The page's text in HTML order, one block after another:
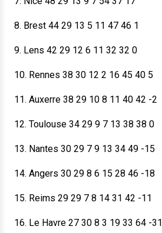
8. Brest 44 29 13 5 11 47 46 1
9. Lens 42 29 12 6 11 32 32 0
10. Rennes 38 30 12 2 16 45 40 5
11. Auxerre 38 29 10 8 11 40 42 -2
12. Toulouse 34 29 9 7 13 38 38 0
13. Nantes 30 29 7 9 13 34 49 -15
14. Angers 30 29 8 6 15 28 46 -18
15. Reims 29 29 7 8 14 31 42 -11
16. Le Havre 27 30 8 3 19 33 64 -31